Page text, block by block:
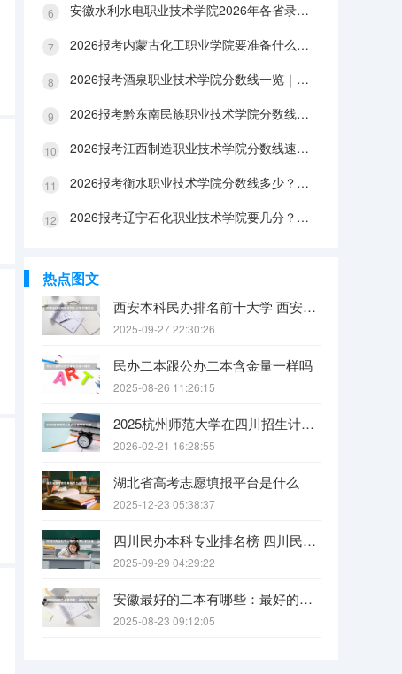
安徽水利水电职业技术学院2026年各省录取分数：报到手续、费用与就业数据
2026报考内蒙古化工职业学院要准备什么？分数线与入学全攻略
2026报考酒泉职业技术学院分数线一览｜手续办理与FAQ解答
2026报考黔东南民族职业技术学院分数线参考｜生活条件与入学流程
2026报考江西制造职业技术学院分数线速查｜生活成本与FAQ解答
2026报考衡水职业技术学院分数线多少？附报到流程与生活指南
2026报考辽宁石化职业技术学院要几分？分数线与生活成本详解
热点图文
西安本科民办排名前十大学 西安民办本科院校排名
2025-09-27 22:30:26
民办二本跟公办二本含金量一样吗
2025-08-26 11:26:15
2025杭州师范大学在四川招生计划是什么（2026参考）
2026-02-21 16:28:55
湖北省高考志愿填报平台是什么
2025-12-23 05:38:37
四川民办本科专业排名榜 四川民办本科院校排名
2025-09-29 04:29:22
安徽最好的二本有哪些：最好的民办本科，最好的公办二本大学
2025-08-23 09:12:05